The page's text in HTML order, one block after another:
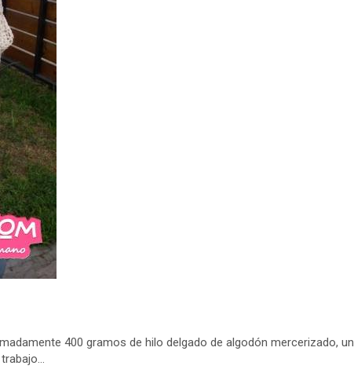
400 gramos de hilo delgado de algodón mercerizado, un